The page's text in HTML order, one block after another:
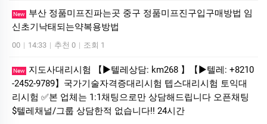
New
부산 정품미프진파는곳 중구 정품미프진구입구매방법 임
신초기낙태되는약복용방법
00 | 14:33 | 추천 0 | 조회 1
New
지도사대리시험 【▶텔레상담: km268 】【▶텔레: +8210
-2452-9789】국가기술자격증대리시험 텝스대리시험 토익대
리시험 ✅본 업체는 1:1채팅으로만 상담해드립니다 오픈채팅
$텔레채널/그룹 상담한적 없습니다!! 24시간